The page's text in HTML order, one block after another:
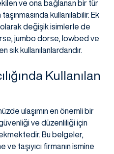
ve ona bağlanan bir tür
kullanılabilir. Ek
olarak değişik isimlerle de
jumbo dorse, lowbed ve
sık kullanılanlardandır.
Kullanılan
ulaşımın en önemli bir
ve düzenliliği için
Bu belgeler,
taşıyıcı firmanın ismine